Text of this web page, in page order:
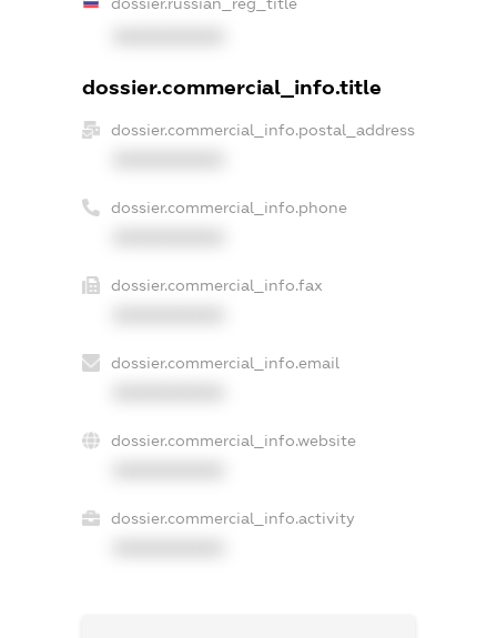
dossier.russian_reg_title
dossier.commercial_info.title
dossier.commercial_info.postal_address
dossier.commercial_info.phone
dossier.commercial_info.fax
dossier.commercial_info.email
dossier.commercial_info.website
dossier.commercial_info.activity